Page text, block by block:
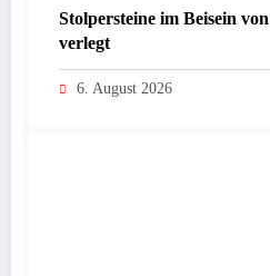
Stolpersteine im Beisein
verlegt
6. August 2026